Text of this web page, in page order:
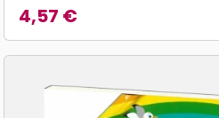
Prix
4,57 €